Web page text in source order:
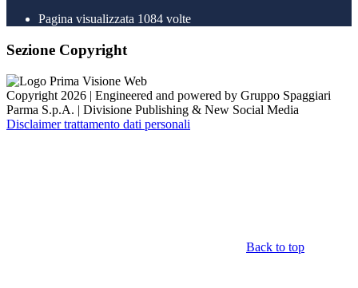
Pagina visualizzata 1084 volte
Sezione Copyright
Copyright 2026 | Engineered and powered by Gruppo Spaggiari
Parma S.p.A. | Divisione Publishing & New Social Media
Disclaimer trattamento dati personali
Back to top